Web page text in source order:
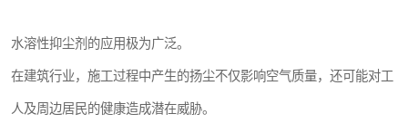
水溶性抑尘剂的应用极为广泛。
在建筑行业，施工过程中产生的扬尘不仅影响空气质量，还可能对工
人及周边居民的健康造成潜在威胁。